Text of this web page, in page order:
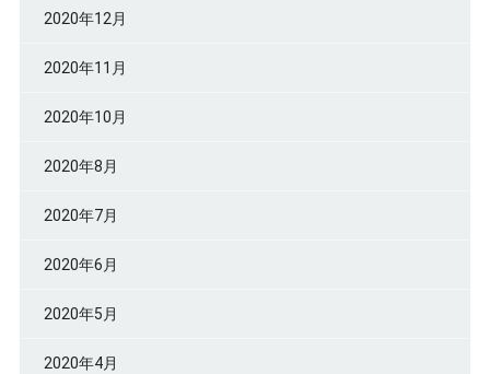
2020年12月
2020年11月
2020年10月
2020年8月
2020年7月
2020年6月
2020年5月
2020年4月